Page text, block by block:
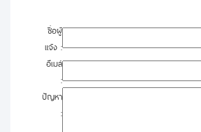
ชื่อผู้
แจ้ง :
อีเมล์
:
ปัญหา
: